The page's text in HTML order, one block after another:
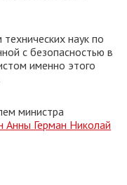
наук по
с безопасностью в
именно этого
министра
Анны Герман Николай